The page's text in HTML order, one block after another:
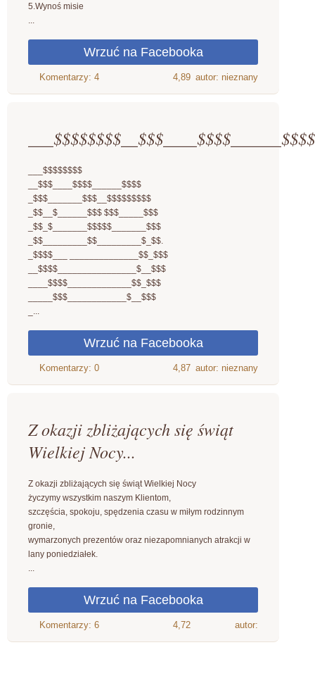
5.Wynoś misie
...
4,89 autor: nieznany
___$$$$$$$$
__$$$____$$$$______$$$$
_$$$_______$$$__$$$$$$$$$
_$$__$______$$$ $$$_____$$$
_$$_$_______$$$$$_______$$$
_$$_________$$_________$_$$.
_$$$$___ ______________$$_$$$
__$$$$________________$__$$$
____$$$$_____________$$_$$$
_____$$$____________$__$$$
_...
4,87 autor: nieznany
Z okazji zbliżających się świąt
Wielkiej Nocy...
Z okazji zbliżających się świąt Wielkiej Nocy
życzymy wszystkim naszym Klientom,
szczęścia, spokoju, spędzenia czasu w miłym rodzinnym
gronie,
wymarzonych prezentów oraz niezapomnianych atrakcji w
lany poniedziałek.
...
4,72 autor: